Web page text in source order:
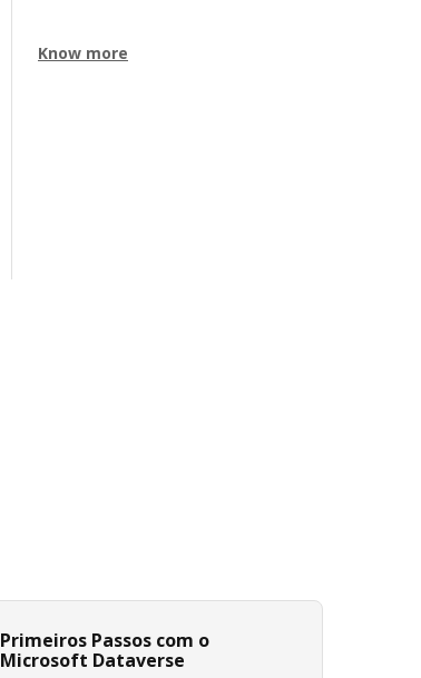
Know more
Primeiros Passos com o
Microsoft Dataverse